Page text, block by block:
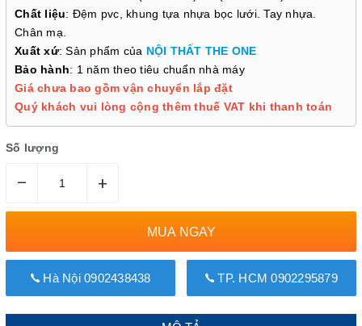
Chất liệu: Đệm pvc, khung tựa nhựa bọc lưới. Tay nhựa.
Chân mạ.
Xuất xứ: Sản phẩm của NỘI THẤT THE ONE
Bảo hành: 1 năm theo tiêu chuẩn nhà máy
Giá chưa bao gồm vận chuyển lắp đặt
Quý khách vui lòng cộng thêm thuế VAT khi thanh toán
Số lượng
– +
MUA NGAY
Hà Nội 0902438438 TP. HCM 0902295879